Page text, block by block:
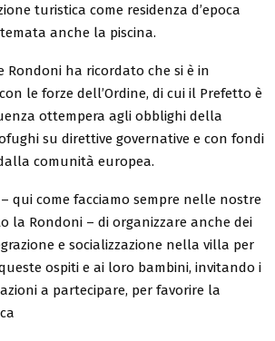
turistica come residenza d’epoca
anche la piscina.
ha ricordato che si è in
le forze dell’Ordine, di cui il Prefetto è
ottempera agli obblighi della
su direttive governative e con fondi
comunità europea.
qui come facciamo sempre nelle nostre
la Rondoni – di organizzare anche dei
e socializzazione nella villa per
ospiti e ai loro bambini, invitando i
a partecipare, per favorire la